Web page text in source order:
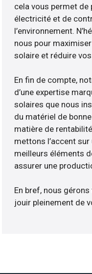
cela vous permet
électricité et de
l’environnement.
nous pour
solaire et réduire
En fin de compte,
d’une expertise
solaires que nous
du matériel de
matière de
mettons l’accent
meilleurs éléments
assurer une
En bref, nous
jouir pleinement de